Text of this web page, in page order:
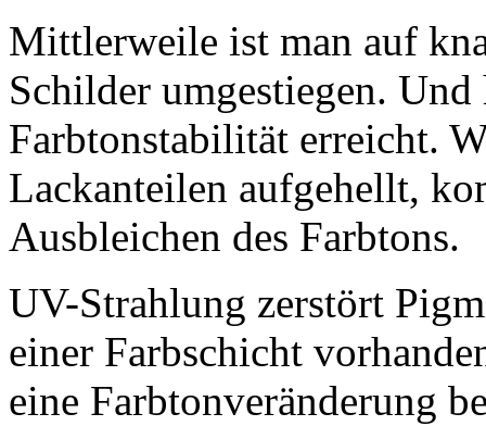
Mittlerweile ist man auf
Schilder umgestiegen.
Farbtonstabilität erreicht.
Lackanteilen aufgehellt,
Ausbleichen des Farbtons.
UV-Strahlung zerstört
einer Farbschicht
eine Farbtonveränderung